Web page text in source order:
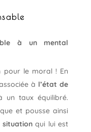
à un mental
pour le moral ! En
à l’état de
un taux équilibré.
et pousse ainsi
situationqui lui est